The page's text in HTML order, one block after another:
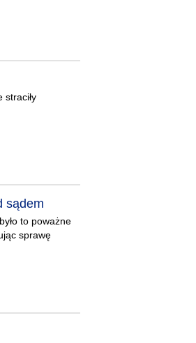
straciły
sądem
to poważne
sprawę